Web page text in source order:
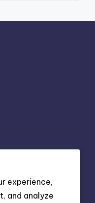
Économiques,
experience,
and analyze